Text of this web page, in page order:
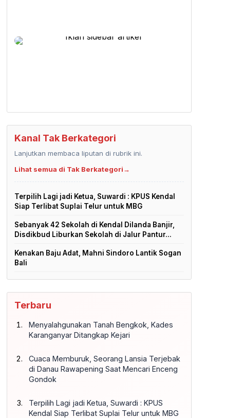
Kanal Tak Berkategori
Lanjutkan membaca liputan di rubrik ini.
Lihat semua di Tak Berkategori→
Terpilih Lagi jadi Ketua, Suwardi : KPUS Kendal
Siap Terlibat Suplai Telur untuk MBG
Sebanyak 42 Sekolah di Kendal Dilanda Banjir,
Disdikbud Liburkan Sekolah di Jalur Pantur...
Kenakan Baju Adat, Mahni Sindoro Lantik Sogan
Bali
Terbaru
Menyalahgunakan Tanah Bengkok, Kades
Karanganyar Ditangkap Kejari
Cuaca Memburuk, Seorang Lansia Terjebak
di Danau Rawapening Saat Mencari Enceng
Gondok
Terpilih Lagi jadi Ketua, Suwardi : KPUS
Kendal Siap Terlibat Suplai Telur untuk MBG